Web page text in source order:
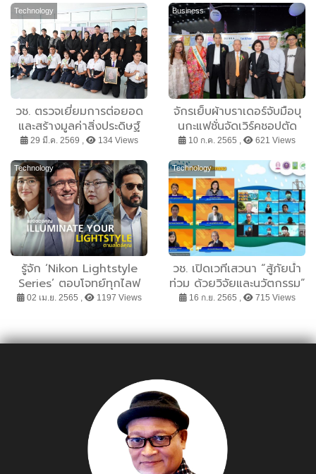
Technology
วช. ตรวจเยี่ยมการต่อยอด
และสร้างมูลค่าสิ่งประดิษฐ์
และนวัตกรรมทีมอาชีวศึกษา
ที่ได้รับรางวัลระดับประเทศ
และนานาชาติจากการ
สนับสนุนโดย วช. ณ
วิทยาลัยอาชีวศึกษาภูเก็ต
29 มี.ค. 2569 , 134 Views
Business
จักรเย็บผ้าบราเดอร์จับมือบุ
นกะแฟชั่นจัดเวิร์คชอปตัด
เย็บเอาใจสายแฟ
10 ก.ค. 2565 , 621 Views
Technology
รู้จัก ‘Nikon Lightstyle
Series’ ตอบโจทย์ทุกไลฟ
สไตล์ เพื่อรสชาติของชีวิต
02 เม.ย. 2565 , 1197 Views
Technology
วช. เปิดเวทีเสวนา “สู้ภัยน้ำ
ท่วม ด้วยวิจัยและนวัตกรรม”
พร้อมรับมือสถานการณ์น้ำ
16 ก.ย. 2565 , 715 Views